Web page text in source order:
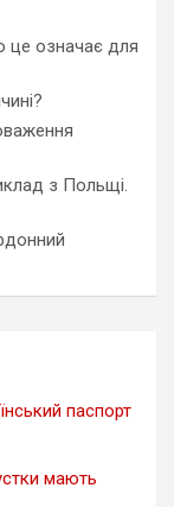
це означає для
з Польщі.
паспорт
мають